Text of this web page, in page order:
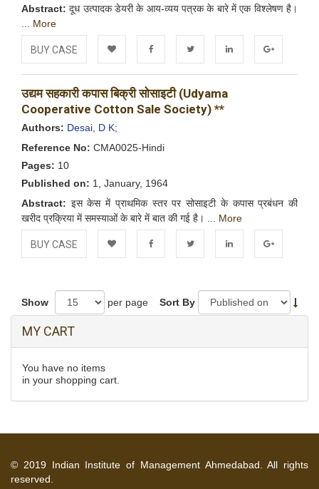
Abstract: दूध उत्पादक डेयरी के आय-व्यय पत्रक के बारे में एक विश्लेषण है।
More
BUY CASE
Add to
Wishlist
FacebookTwitter LinkedIn Google+
उद्यम सहकारी कपास बिक्री सोसाइटी (Udyama
Cooperative Cotton Sale Society) **
Authors: Desai, D K;
Reference No: CMA0025-Hindi
Pages: 10
Published on: 1, January, 1964
Abstract: इस केस में प्राथमिक स्तर पर सोसाइटी के कपास प्रबंधन की
खरीद प्रक्रिया में समस्याओं के बारे में बात की गई है। ... More
BUY CASE
Wishlist
Show per page Sort By
MY CART
You have no items
in your shopping cart.
© 2019 Indian Institute of Management Ahmedabad. All rights
reserved.